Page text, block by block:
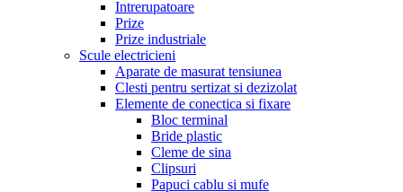
Intrerupatoare
Prize
Prize industriale
Scule electricieni
Aparate de masurat tensiunea
Clesti pentru sertizat si dezizolat
Elemente de conectica si fixare
Bloc terminal
Bride plastic
Cleme de sina
Clipsuri
Papuci cablu si mufe